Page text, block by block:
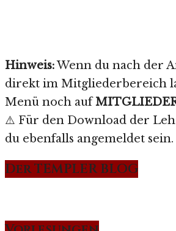
Hinweis:Wenn du nach der
direkt im Mitgliederbereich
Menü noch auf
⚠️ Für den Download der
du ebenfalls angemeldet sein.
Der TEMPLER BLOG